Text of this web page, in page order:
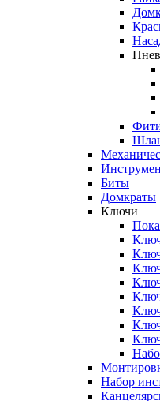
Биты
Домкраты
Ключи
Набор